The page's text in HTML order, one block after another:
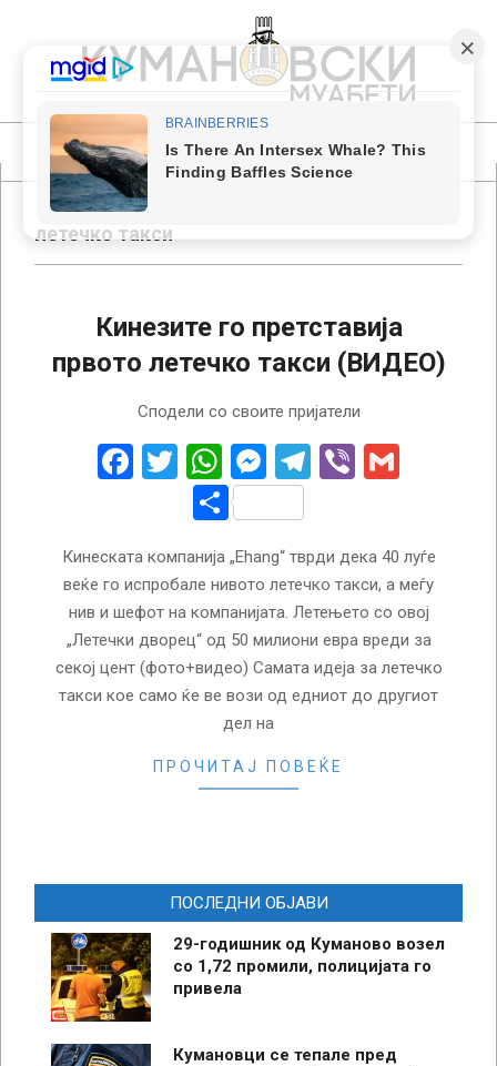
content
КУМАНОВСКИ
МУАБЕТИ
Primary
Navigation
Menuлетечко такси
Кинезите го претставија
првото летечко такси (ВИДЕО)
Сподели со своите пријатели
Facebook
Twitter
WhatsApp
Messenger
Telegram
Viber
Share
Кинеската компанија „Ehang“ тврди дека 40 луѓе
веќе го испробале нивото летечко такси, а меѓу
нив и шефот на компанијата. Летењето со овој
„Летечки дворец“ од 50 милиони евра вреди за
секој цент (фото+видео) Самата идеја за летечко
такси кое само ќе ве вози од едниот до другиот
дел на
ПРОЧИТАЈ ПОВЕЌЕ
ПОСЛЕДНИ ОБЈАВИ
29-годишник од Куманово возел
со 1,72 промили, полицијата го
привела
Кумановци се тепале пред